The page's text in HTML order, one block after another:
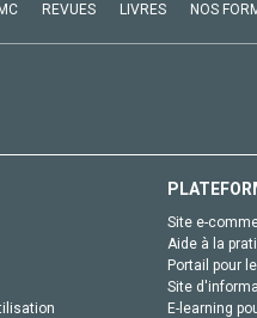
REVUES LIVRES NOS
Site e-
Aide à la
Portail pour
Site
E-learning